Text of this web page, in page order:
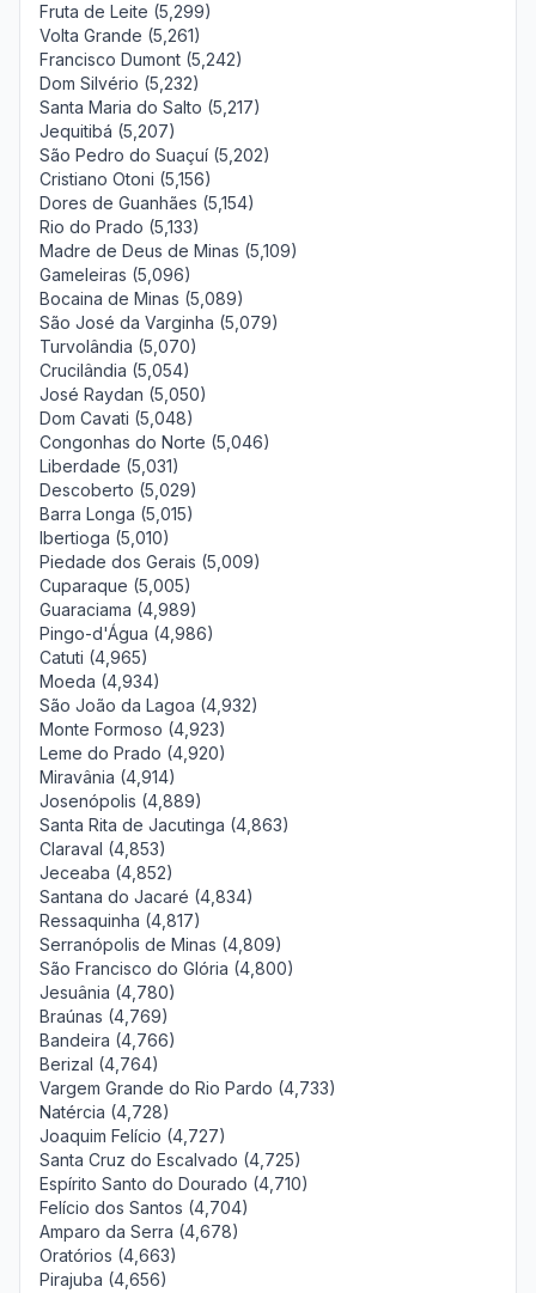
Fruta de Leite (5,299)
Volta Grande (5,261)
Francisco Dumont (5,242)
Dom Silvério (5,232)
Santa Maria do Salto (5,217)
Jequitibá (5,207)
São Pedro do Suaçuí (5,202)
Cristiano Otoni (5,156)
Dores de Guanhães (5,154)
Rio do Prado (5,133)
Madre de Deus de Minas (5,109)
Gameleiras (5,096)
Bocaina de Minas (5,089)
São José da Varginha (5,079)
Turvolândia (5,070)
Crucilândia (5,054)
José Raydan (5,050)
Dom Cavati (5,048)
Congonhas do Norte (5,046)
Liberdade (5,031)
Descoberto (5,029)
Barra Longa (5,015)
Ibertioga (5,010)
Piedade dos Gerais (5,009)
Cuparaque (5,005)
Guaraciama (4,989)
Pingo-d'Água (4,986)
Catuti (4,965)
Moeda (4,934)
São João da Lagoa (4,932)
Monte Formoso (4,923)
Leme do Prado (4,920)
Miravânia (4,914)
Josenópolis (4,889)
Santa Rita de Jacutinga (4,863)
Claraval (4,853)
Jeceaba (4,852)
Santana do Jacaré (4,834)
Ressaquinha (4,817)
Serranópolis de Minas (4,809)
São Francisco do Glória (4,800)
Jesuânia (4,780)
Braúnas (4,769)
Bandeira (4,766)
Berizal (4,764)
Vargem Grande do Rio Pardo (4,733)
Natércia (4,728)
Joaquim Felício (4,727)
Santa Cruz do Escalvado (4,725)
Espírito Santo do Dourado (4,710)
Felício dos Santos (4,704)
Amparo da Serra (4,678)
Oratórios (4,663)
Pirajuba (4,656)